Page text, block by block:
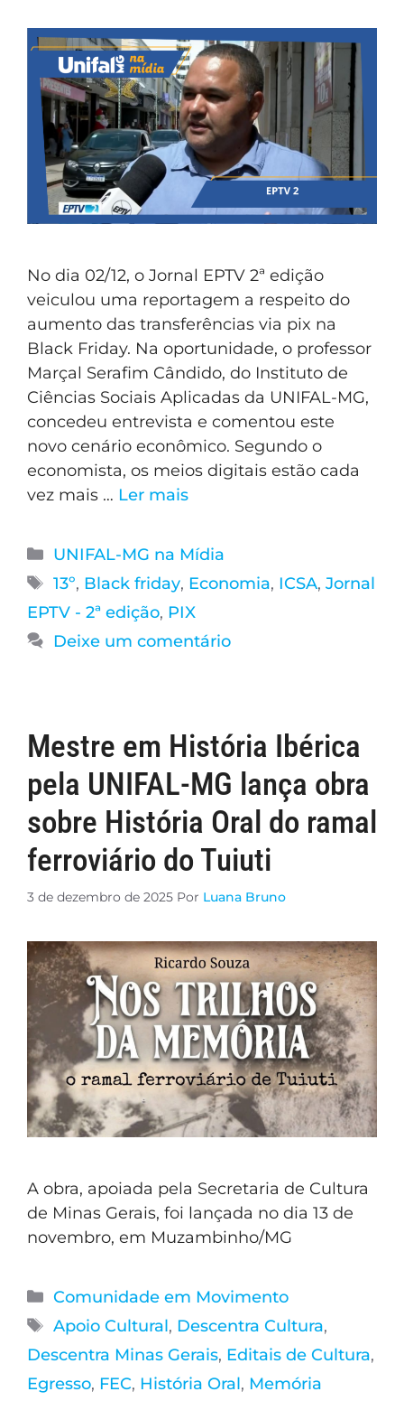
No dia 02/12, o Jornal EPTV 2ª edição
veiculou uma reportagem a respeito do
aumento das transferências via pix na
Black Friday. Na oportunidade, o professor
Marçal Serafim Cândido, do Instituto de
Ciências Sociais Aplicadas da UNIFAL-MG,
concedeu entrevista e comentou este
novo cenário econômico. Segundo o
economista, os meios digitais estão cada
vez mais … Ler mais
UNIFAL-MG na Mídia
13º, Black friday, Economia, ICSA, Jornal
EPTV - 2ª edição, PIX
Deixe um comentário
Mestre em História Ibérica
pela UNIFAL-MG lança obra
sobre História Oral do ramal
ferroviário do Tuiuti
3 de dezembro de 2025 Por Luana Bruno
A obra, apoiada pela Secretaria de Cultura
de Minas Gerais, foi lançada no dia 13 de
novembro, em Muzambinho/MG
Comunidade em Movimento
Apoio Cultural, Descentra Cultura,
Descentra Minas Gerais, Editais de Cultura,
Egresso, FEC, História Oral, Memória